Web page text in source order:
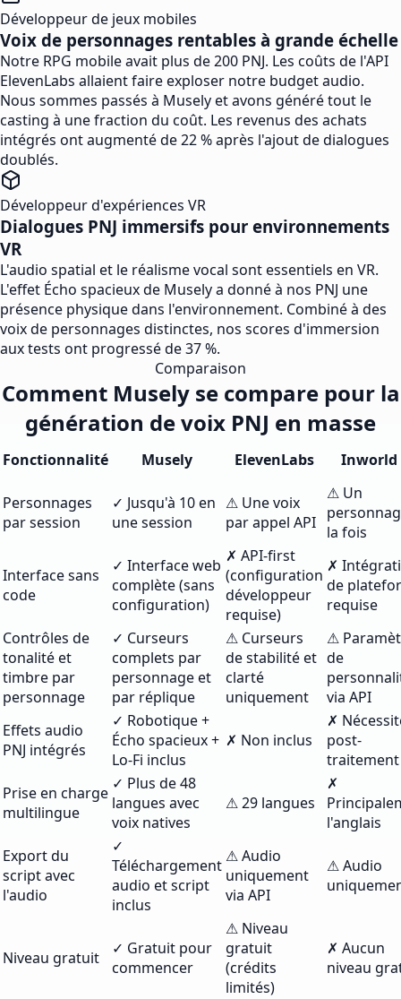
Développeur de jeux mobiles
Voix de personnages rentables à grande échelle
Notre RPG mobile avait plus de 200 PNJ. Les coûts de l'API
ElevenLabs allaient faire exploser notre budget audio.
Nous sommes passés à Musely et avons généré tout le
casting à une fraction du coût. Les revenus des achats
intégrés ont augmenté de 22 % après l'ajout de dialogues
doublés.
Développeur d'expériences VR
Dialogues PNJ immersifs pour environnements
VR
L'audio spatial et le réalisme vocal sont essentiels en VR.
L'effet Écho spacieux de Musely a donné à nos PNJ une
présence physique dans l'environnement. Combiné à des
voix de personnages distinctes, nos scores d'immersion
aux tests ont progressé de 37 %.
Comparaison
Comment Musely se compare pour la
génération de voix PNJ en masse
Fonctionnalité Musely ElevenLabs Inworld
Personnages
par session
✓ Jusqu'à 10 en
une session
⚠ Une voix
par appel API
⚠ Un
la fois
Interface sans
code
✓ Interface web
complète (sans
configuration)
✗ API-first
(configuration
développeur
requise)
✗
de
requise
Contrôles de
tonalité et
timbre par
personnage
✓ Curseurs
complets par
personnage et
par réplique
⚠ Curseurs
de stabilité et
clarté
uniquement
⚠
de
via API
Effets audio
PNJ intégrés
✓ Robotique +
Écho spacieux +
Lo-Fi inclus
✗ Non inclus
✗
post-
traitement
Prise en charge
multilingue
✓ Plus de 48
langues avec
voix natives
⚠ 29 langues
✗
l'anglais
Export du
script avec
l'audio
✓
Téléchargement
audio et script
inclus
⚠ Audio
uniquement
via API
⚠ Audio
Niveau gratuit
✓ Gratuit pour
commencer
⚠ Niveau
gratuit
(crédits
limités)
✗ Aucun
niveau